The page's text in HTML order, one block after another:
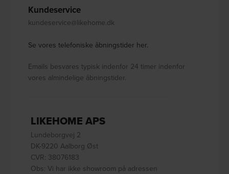
Kundeservice
kundeservice@likehome.dk
Se vores telefoniske åbningstider her.
Emails besvares typisk indenfor 24 timer indenfor
vores almindelige åbningstider.
LIKEHOME APS
Lundeborgvej 2
DK-9220 Aalborg Øst
CVR: 38076183
Obs: Vi har ikke showroom på adressen